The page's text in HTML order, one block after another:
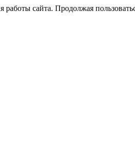
сайта. Продолжая